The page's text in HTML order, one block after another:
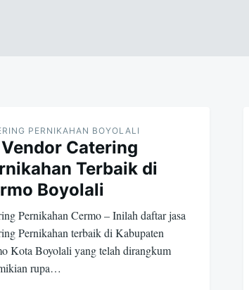
PERNIKAHAN BOYOLALI
Catering
Terbaik di
Boyolali
Pernikahan Cermo – Inilah daftar jasa
Pernikahan terbaik di Kabupaten
Kota Boyolali yang telah dirangkum
rupa…